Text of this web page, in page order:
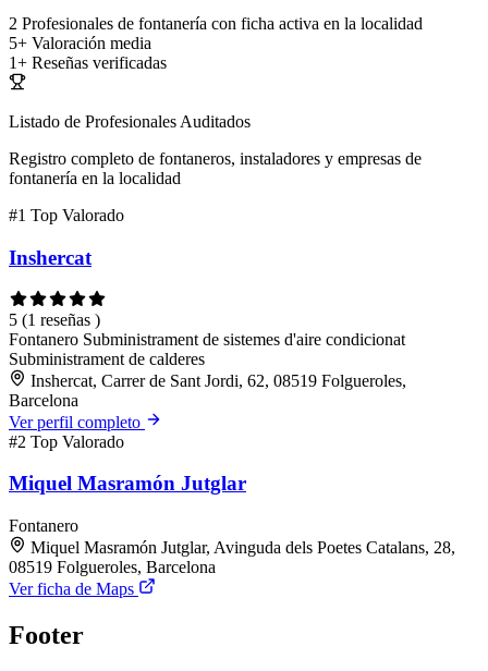
2 Profesionales de fontanería con ficha activa en la localidad
5+ Valoración media
1+ Reseñas verificadas
Listado de Profesionales Auditados
Registro completo de fontaneros, instaladores y empresas de
fontanería en la localidad
#1 Top Valorado
Inshercat
5 (1 reseñas )
Fontanero Subministrament de sistemes d'aire condicionat
Subministrament de calderes
Inshercat, Carrer de Sant Jordi, 62, 08519 Folgueroles,
Barcelona
Ver perfil completo
#2 Top Valorado
Miquel Masramón Jutglar
Fontanero
Miquel Masramón Jutglar, Avinguda dels Poetes Catalans, 28,
08519 Folgueroles, Barcelona
Ver ficha de Maps
Footer